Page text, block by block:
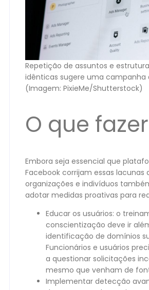
Repetição de assuntos e
idênticas sugere uma campanha
(Imagem: PixieMe/Shutterstock)
O que fazer
Embora seja essencial que
Facebook corrijam essas lacunas
organizações e indivíduos
adotar medidas proativas para
Educar os usuários: o
conscientização deve ir
identificação de domínios
Funcionários e usuários
a questionar solicitações
mesmo que venham de
Implementar detecção